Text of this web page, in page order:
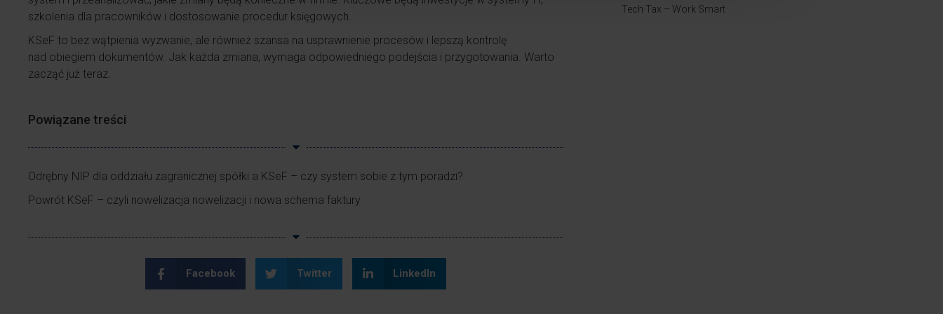
szkolenia dla pracowników i dostosowanie procedur księgowych.
KSeF to bez wątpienia wyzwanie, ale również szansa na usprawnienie procesów i lepszą kontrolę
nad obiegiem dokumentów. Jak każda zmiana, wymaga odpowiedniego podejścia i przygotowania. Warto
zacząć już teraz.
Powiązane treści
Odrębny NIP dla oddziału zagranicznej spółki a KSeF – czy system sobie z tym poradzi?
Powrót KSeF – czyli nowelizacja nowelizacji i nowa schema faktury
Facebook Twitter LinkedIn
Tech Tax – Work Smart